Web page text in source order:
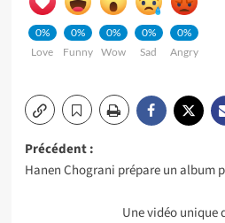
0%
Love
0%
Funny
0%
Wow
0%
Sad
0%
Angry
Navigation
d’article
Précédent :
Hanen Chograni prépare un album
Une vidéo unique